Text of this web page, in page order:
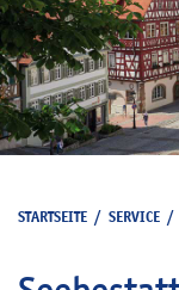
STARTSEITE / SERVICE /